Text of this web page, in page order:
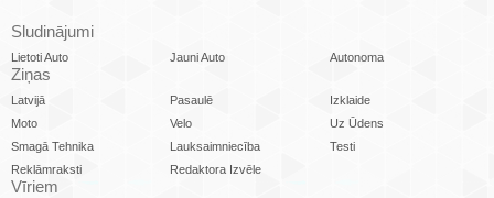
Sludinājumi
Lietoti Auto Jauni Auto Autonoma
Ziņas
Latvijā Pasaulē
Izklaide
Moto
Velo
Uz Ūdens
Smagā Tehnika
Lauksaimniecība
Testi
Reklāmraksti
Redaktora Izvēle
Vīriem